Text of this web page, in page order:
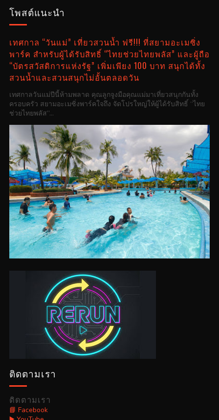
โพสต์แนะนำ
เทศกาล “วันแม่” เที่ยวสวนน้ำ ฟรี!!! ที่สยามอะเมซิ่ง
พาร์ค สำหรับผู้ได้รับสิทธิ์ “ไทยช่วยไทยพลัส” และผู้ถือ
“บัตรสวัสดิการแห่งรัฐ” เพิ่มเพียง 100 บาท สนุกได้ทั้ง
สวนน้ำและสวนสนุกไม่อั้นตลอดวัน
เทศกาลวันแม่ปีนี้ห้ามพลาด คุณลูกจูงมือคุณแม่มาเที่ยวสนุกกันทั้ง
ครอบครัว สยามอะเมซิ่งพาร์คใจถึง จัดโปรใหญ่ให้ผู้ได้รับสิทธิ์ “ไทย
ช่วยไทยพลัส”...
ติดตามเรา
ติดตามเรา
📘 Facebook